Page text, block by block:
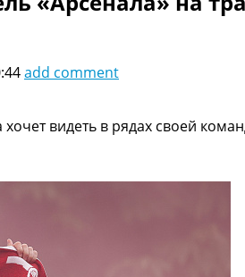
add comment
видеть в рядах своей